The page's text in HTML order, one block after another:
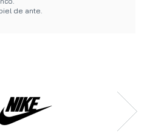
de ante.